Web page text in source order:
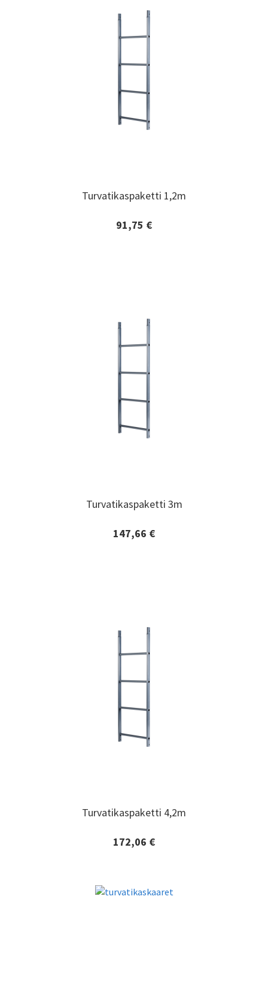
Turvatikaspaketti 1,2m
91,75 €
Turvatikaspaketti 1,2m
Lisätiedot ja tilaaminen
Turvatikaspaketti 3m
147,66 €
Turvatikaspaketti 3m
Lisätiedot ja tilaaminen
Turvatikaspaketti 4,2m
172,06 €
Turvatikaspaketti 4,2m
Lisätiedot ja tilaaminen